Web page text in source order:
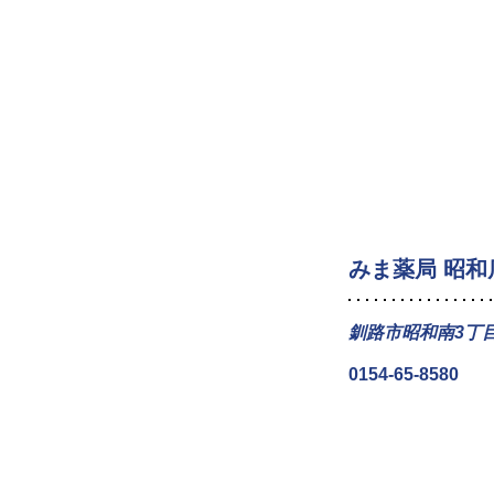
みま薬局 昭和
釧路市昭和南3丁
0154-65-8580